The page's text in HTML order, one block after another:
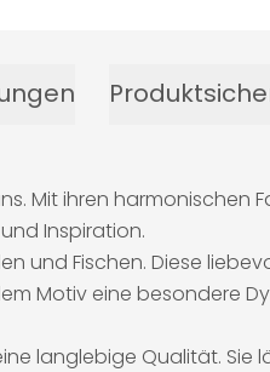
Mit ihren harmonischen
Inspiration.
und Fischen. Diese
Motiv eine besondere
langlebige Qualität. Sie